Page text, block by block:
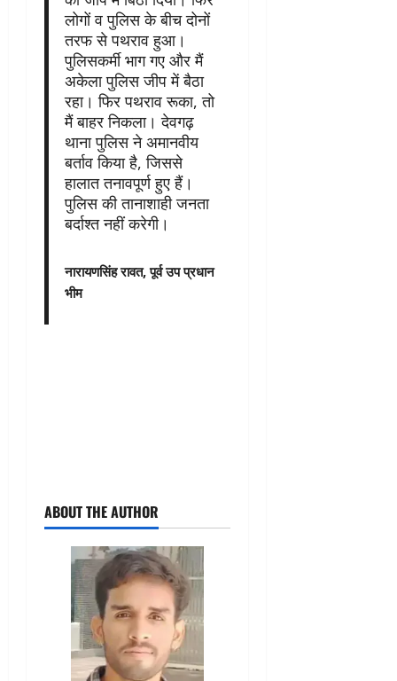
लोगों व पुलिस के बीच दोनों
तरफ से पथराव हुआ।
पुलिसकर्मी भाग गए और मैं
अकेला पुलिस जीप में बैठा
रहा। फिर पथराव रूका, तो
मैं बाहर निकला। देवगढ़
थाना पुलिस ने अमानवीय
बर्ताव किया है, जिससे
हालात तनावपूर्ण हुए हैं।
पुलिस की तानाशाही जनता
बर्दाश्त नहीं करेगी।
नारायणसिंह रावत, पूर्व उप प्रधान
भीम
ABOUT THE AUTHOR